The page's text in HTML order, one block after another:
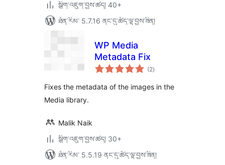
སྒྲིག་འཇུག་བྱས་ཚད། 40+
ཐོན་རིམ་ 5.7.16 ནང་དུ་ཚོད་ལྟ་བྱས་ཟིན།
WP Media
Metadata Fix
(2གདེང་
འཇོག་
ཚང་།
)
Fixes the metadata of the images in the
Media library.
Malik Naik
སྒྲིག་འཇུག་བྱས་ཚད། 30+
ཐོན་རིམ་ 5.5.19 ནང་དུ་ཚོད་ལྟ་བྱས་ཟིན།